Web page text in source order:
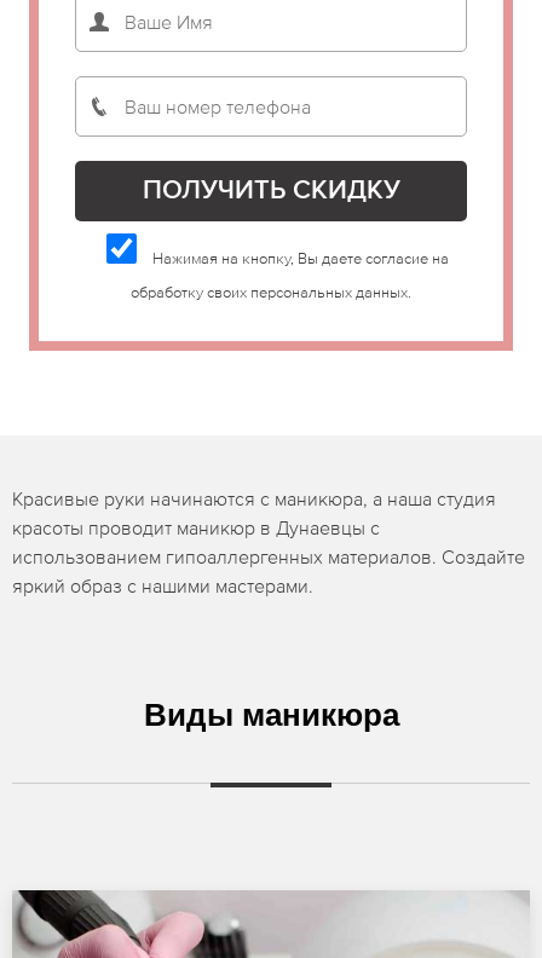
Нажимая на кнопку, Вы даете согласие на
обработку своих персональных данных.
Красивые руки начинаются с маникюра, а наша студия
красоты проводит маникюр в Дунаевцы с
использованием гипоаллергенных материалов. Создайте
яркий образ с нашими мастерами.
Виды маникюра